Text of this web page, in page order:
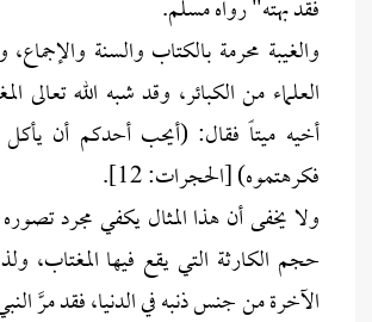
فقد بهته" رواه مسلم.
والغيبة محرمة بالكتاب والسنة
العلماء من الكبائر، وقد شبه الله تعالى
أخيه ميتاً فقال: (أيحب أحدكم أن يأكل
فكرهتموه) [الحجرات: 12].
ولا يخفى أن هذا المثال يكفي مجرد
حجم الكارثة التي يقع فيها المغتاب،
الآخرة من جنس ذنبه في الدنيا، فقد مرَّ